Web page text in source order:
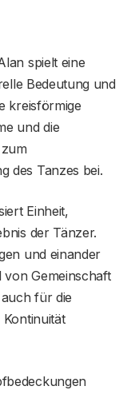
spielt eine
Bedeutung und
kreisförmige
und die
des Tanzes bei.
Einheit,
der Tänzer.
und einander
von Gemeinschaft
für die